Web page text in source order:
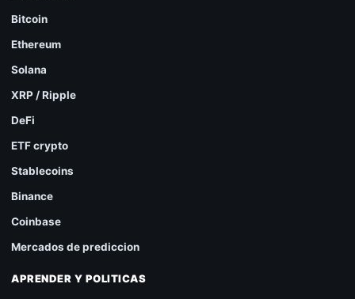
Bitcoin
Ethereum
Solana
XRP / Ripple
DeFi
ETF crypto
Stablecoins
Binance
Coinbase
Mercados de prediccion
APRENDER Y POLITICAS